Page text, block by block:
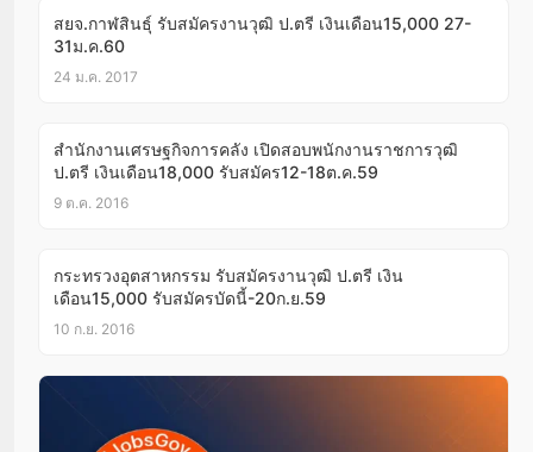
สยจ.กาฬสินธุ์ รับสมัครงานวุฒิ ป.ตรี เงินเดือน15,000 27-
31ม.ค.60
24 ม.ค. 2017
สำนักงานเศรษฐกิจการคลัง เปิดสอบพนักงานราชการวุฒิ
ป.ตรี เงินเดือน18,000 รับสมัคร12-18ต.ค.59
9 ต.ค. 2016
กระทรวงอุตสาหกรรม รับสมัครงานวุฒิ ป.ตรี เงิน
เดือน15,000 รับสมัครบัดนี้-20ก.ย.59
10 ก.ย. 2016